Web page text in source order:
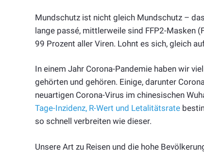
Mundschutz ist nicht gleich Mundschutz –
lange passé, mittlerweile sind FFP2-Masken
99 Prozent aller Viren. Lohnt es sich, gleich
In einem Jahr Corona-Pandemie haben wir
gehörten und gehören. Einige, darunter
neuartigen Corona-Virus im chinesischen
Tage-Inzidenz, R-Wert und Letalitätsrate
so schnell verbreiten wie dieser.
Unsere Art zu Reisen und die hohe